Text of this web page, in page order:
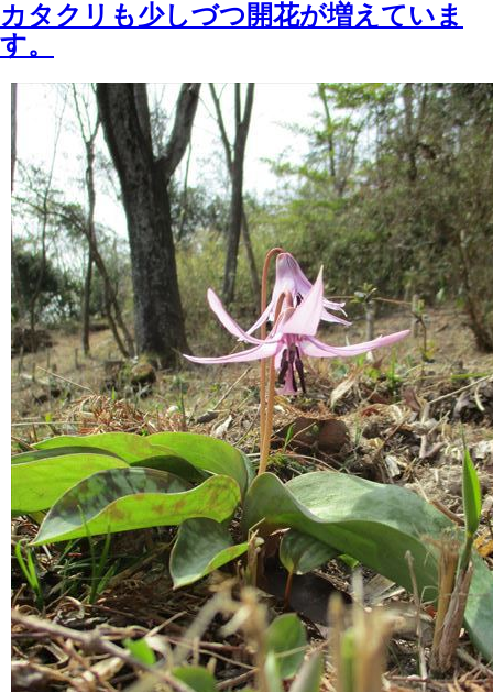
カタクリも少しづつ開花が増えていま
す。